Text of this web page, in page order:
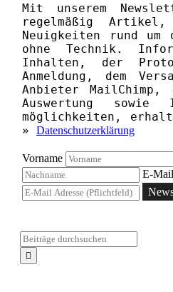
Mit unserem
regelmäßig Artikel,
Neuigkeiten rund um
ohne Technik.
Inhalten, der
Anmeldung, dem
Anbieter
Aus­wertung
möglichkeiten,
» Datenschutzerklärung
Vorname
E-